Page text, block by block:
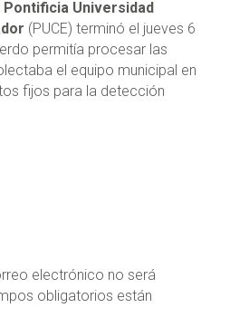
Pontificia Universidad
(PUCE) terminó el jueves 6
permitía procesar las
el equipo municipal en
fijos para la detección
electrónico no será
obligatorios están